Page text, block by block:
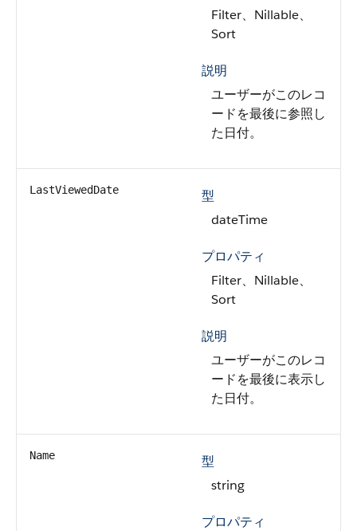
Filter、Nillable、
Sort
説明
ユーザーがこのレコ
ードを最後に参照し
た日付。
LastViewedDate
型
dateTime
プロパティ
Filter、Nillable、
Sort
説明
ユーザーがこのレコ
ードを最後に表示し
た日付。
Name
型
string
プロパティ